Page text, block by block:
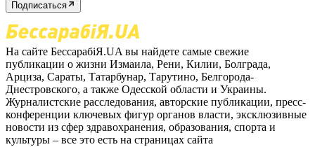
Подписаться
На сайте БессарабіЯ.UA вы найдете самые свежие
публикации о жизни Измаила, Рени, Килии, Болграда,
Арциза, Сараты, Татарбунар, Тарутино, Белгорода-
Днестровского, а также Одесской области и Украины.
Журналистские расследования, авторские публикации, пресс-
конференции ключевых фигур органов власти, эксклюзивные
новости из сфер здравохранения, образования, спорта и
культуры – все это есть на страницах сайта